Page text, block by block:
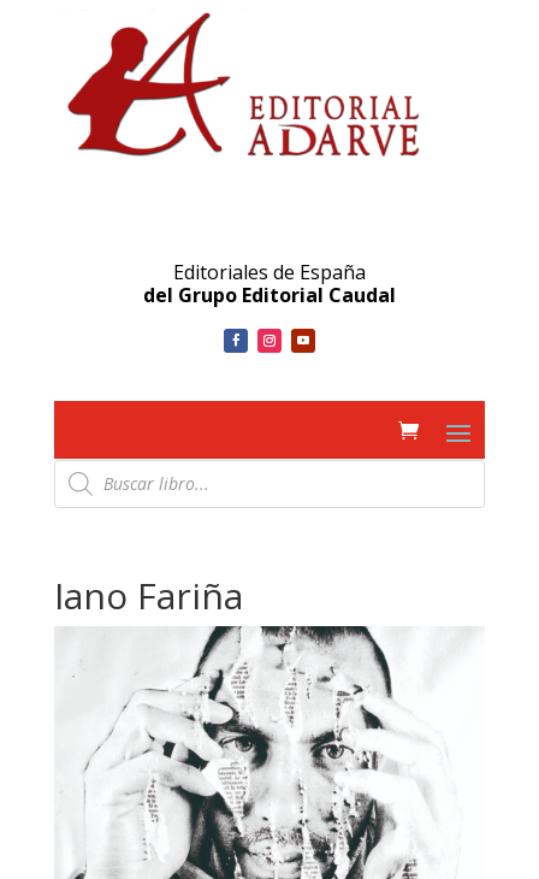
Editoriales de España
del Grupo Editorial Caudal
Búsqueda
de
productos
Iano Fariña